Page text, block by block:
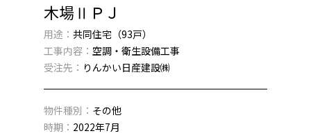
木場ⅡＰＪ
用途： 共同住宅（93戸）
工事内容： 空調・衛生設備工事
受注先： りんかい日産建設㈱
物件種別： その他
時期： 2022年7月